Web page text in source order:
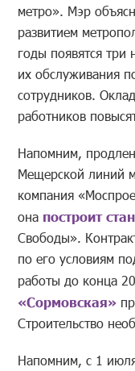
метро». Мэр
развитием
годы появятся три
их обслуживания
сотрудников.
работников
Напомним,
Мещерской линий
компания
она построит
Свободы».
по его условиям
работы до конца
«Сормовская»
Строительство
Напомним, с 1